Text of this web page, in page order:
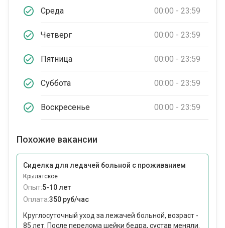
Среда 00:00 - 23:59
Четверг 00:00 - 23:59
Пятница 00:00 - 23:59
Суббота 00:00 - 23:59
Воскресенье 00:00 - 23:59
Похожие вакансии
Сиделка для ледачей больной с проживанием
Крылатское
Опыт:5-10 лет
Оплата:350 руб/час
Круглосуточный уход за лежачей больной, возраст -
85 лет. После перелома шейки бедра, сустав меняли.